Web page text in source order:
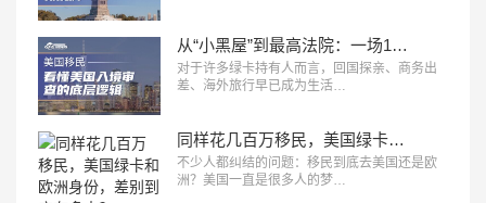
从“小黑屋”到最高法院：一场14年诉讼，看懂美国入境审查的底层逻辑
对于许多绿卡持有人而言，回国探亲、商务出
差、海外旅行早已成为生活…
同样花几百万移民，美国绿卡和欧洲身份，差别到底有多大？
不少人都纠结的问题：移民到底去美国还是欧
洲？美国一直是很多人的梦…